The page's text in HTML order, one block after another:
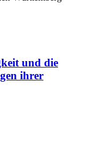
und die
ihrer